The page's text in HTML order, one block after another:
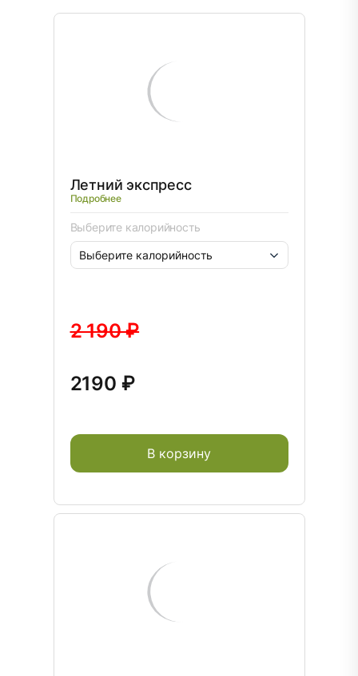
Летний экспресс
Подробнее
Выберите калорийность
2 190 ₽
2190 ₽
В корзину